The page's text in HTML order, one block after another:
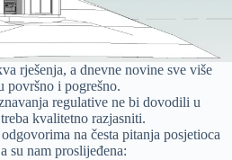
rješenja, a dnevne novine sve više
površno i pogrešno.
regulative ne bi dovodili u
kvalitetno razjasniti.
na česta pitanja posjetioca
su nam proslijeđena: